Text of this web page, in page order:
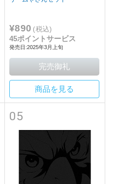
¥890 (税込)
45ポイントサービス
発売日:2025年3月上旬
商品を見る
05